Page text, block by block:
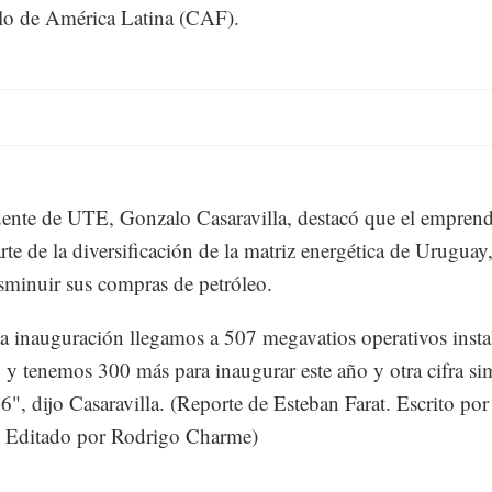
de América Latina (CAF).
de UTE, Gonzalo Casaravilla, destacó que el
de la diversificación de la matriz energética de
sus compras de petróleo.
inauguración llegamos a 507 megavatios operativos
tenemos 300 más para inaugurar este año y otra cifra
dijo Casaravilla. (Reporte de Esteban Farat. Escrito
Editado por Rodrigo Charme)